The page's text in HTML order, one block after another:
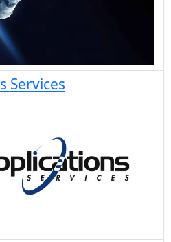
Services